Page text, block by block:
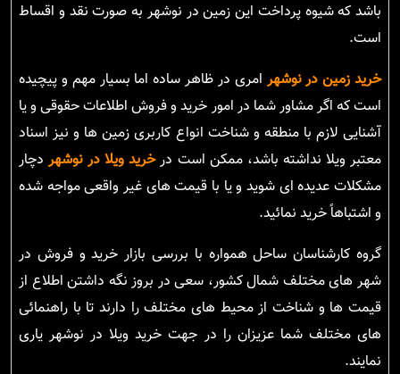
باشد که شیوه پرداخت این زمین در نوشهر به صورت نقد و اقساط
است.
خرید زمین در نوشهر امری در ظاهر ساده اما بسیار مهم و پیچیده
است که اگر مشاور شما در امور خرید و فروش اطلاعات حقوقی و یا
آشنایی لازم با منطقه و شناخت انواع کاربری زمین ها و نیز اسناد
معتبر ویلا نداشته باشد، ممکن است درخرید ویلا در نوشهردچار
مشکلات عدیده ای شوید و یا با قیمت های غیر واقعی مواجه شده
و اشتباهاً خرید نمائید.
گروه کارشناسان ساحل همواره با بررسی بازار خرید و فروش در
شهر های مختلف شمال کشور، سعی در بروز نگه داشتن اطلاع از
قیمت ها و شناخت از محیط های مختلف را دارند تا با راهنمائی
های مختلف شما عزیزان را در جهت خرید ویلا در نوشهر یاری
نمایند.